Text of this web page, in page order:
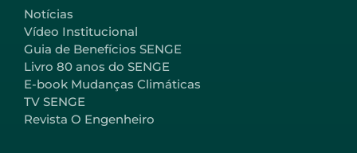
Notícias
Vídeo Institucional
Guia de Benefícios SENGE
Livro 80 anos do SENGE
E-book Mudanças Climáticas
TV SENGE
Revista O Engenheiro